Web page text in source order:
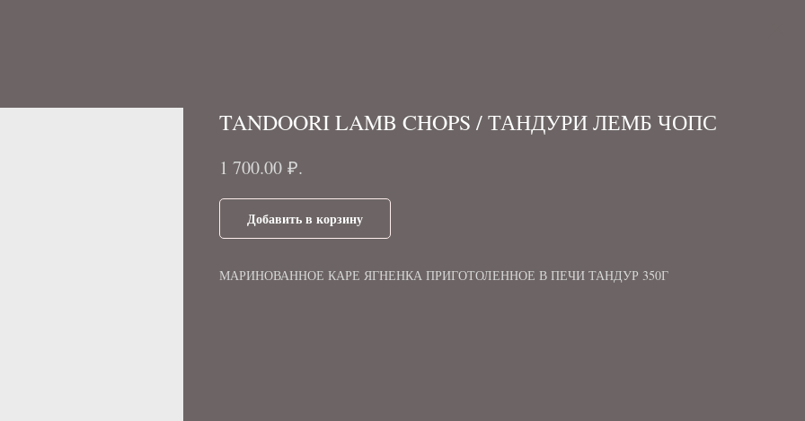
TANDOORI LAMB CHOPS / ТАНДУРИ ЛЕМБ ЧОПС
1 700.00 ₽.
Добавить в корзину
МАРИНОВАННОЕ КАРЕ ЯГНЕНКА ПРИГОТОЛЕННОЕ В ПЕЧИ ТАНДУР 350Г